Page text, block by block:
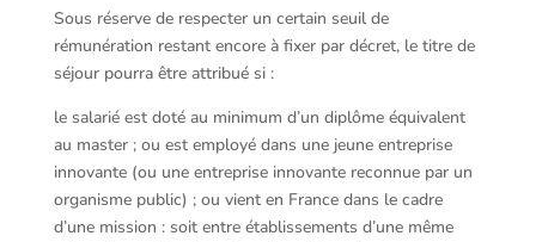
Sous réserve de respecter un certain seuil de
rémunération restant encore à fixer par décret, le titre de
séjour pourra être attribué si :
le salarié est doté au minimum d’un diplôme équivalent
au master ; ou est employé dans une jeune entreprise
innovante (ou une entreprise innovante reconnue par un
organisme public) ; ou vient en France dans le cadre
d’une mission : soit entre établissements d’une même